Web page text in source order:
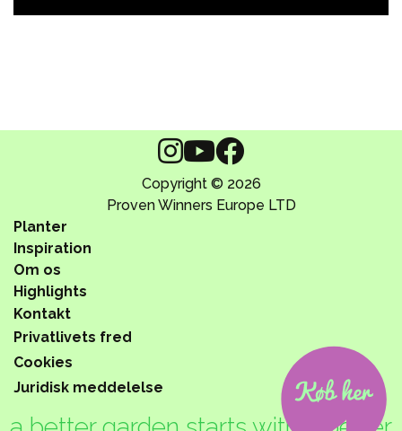
Copyright © 2026
Proven Winners Europe LTD
Planter
Inspiration
Om os
Privatlivets fred
Cookies
Juridisk meddelelse
Highlights
Kontakt